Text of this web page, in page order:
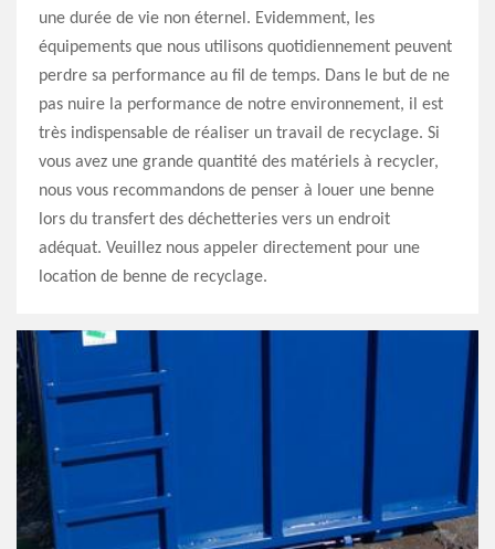
une durée de vie non éternel. Evidemment, les
équipements que nous utilisons quotidiennement peuvent
perdre sa performance au fil de temps. Dans le but de ne
pas nuire la performance de notre environnement, il est
très indispensable de réaliser un travail de recyclage. Si
vous avez une grande quantité des matériels à recycler,
nous vous recommandons de penser à louer une benne
lors du transfert des déchetteries vers un endroit
adéquat. Veuillez nous appeler directement pour une
location de benne de recyclage.